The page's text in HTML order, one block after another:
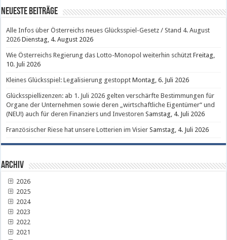
Neueste Beiträge
Alle Infos über Österreichs neues Glücksspiel-Gesetz / Stand 4. August
2026 Dienstag, 4. August 2026
Wie Österreichs Regierung das Lotto-Monopol weiterhin schützt Freitag,
10. Juli 2026
Kleines Glücksspiel: Legalisierung gestoppt Montag, 6. Juli 2026
Glücksspiellizenzen: ab 1. Juli 2026 gelten verschärfte Bestimmungen für
Organe der Unternehmen sowie deren „wirtschaftliche Eigentümer“ und
(NEU!) auch für deren Finanziers und Investoren Samstag, 4. Juli 2026
Französischer Riese hat unsere Lotterien im Visier Samstag, 4. Juli 2026
Archiv
2026
2025
2024
2023
2022
2021